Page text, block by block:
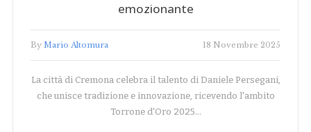
emozionante
By Mario Altomura 18 Novembre 2025
La città di Cremona celebra il talento di Daniele Persegani,
che unisce tradizione e innovazione, ricevendo l'ambito
Torrone d'Oro 2025…